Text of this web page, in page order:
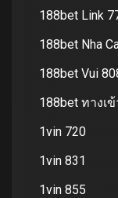
188bet Link
188bet Nha
188bet Vui
188bet ทางเ
1vin 720
1vin 831
1vin 855